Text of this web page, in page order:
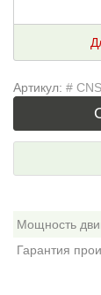
Артикул: #
Мощность
Гарантия